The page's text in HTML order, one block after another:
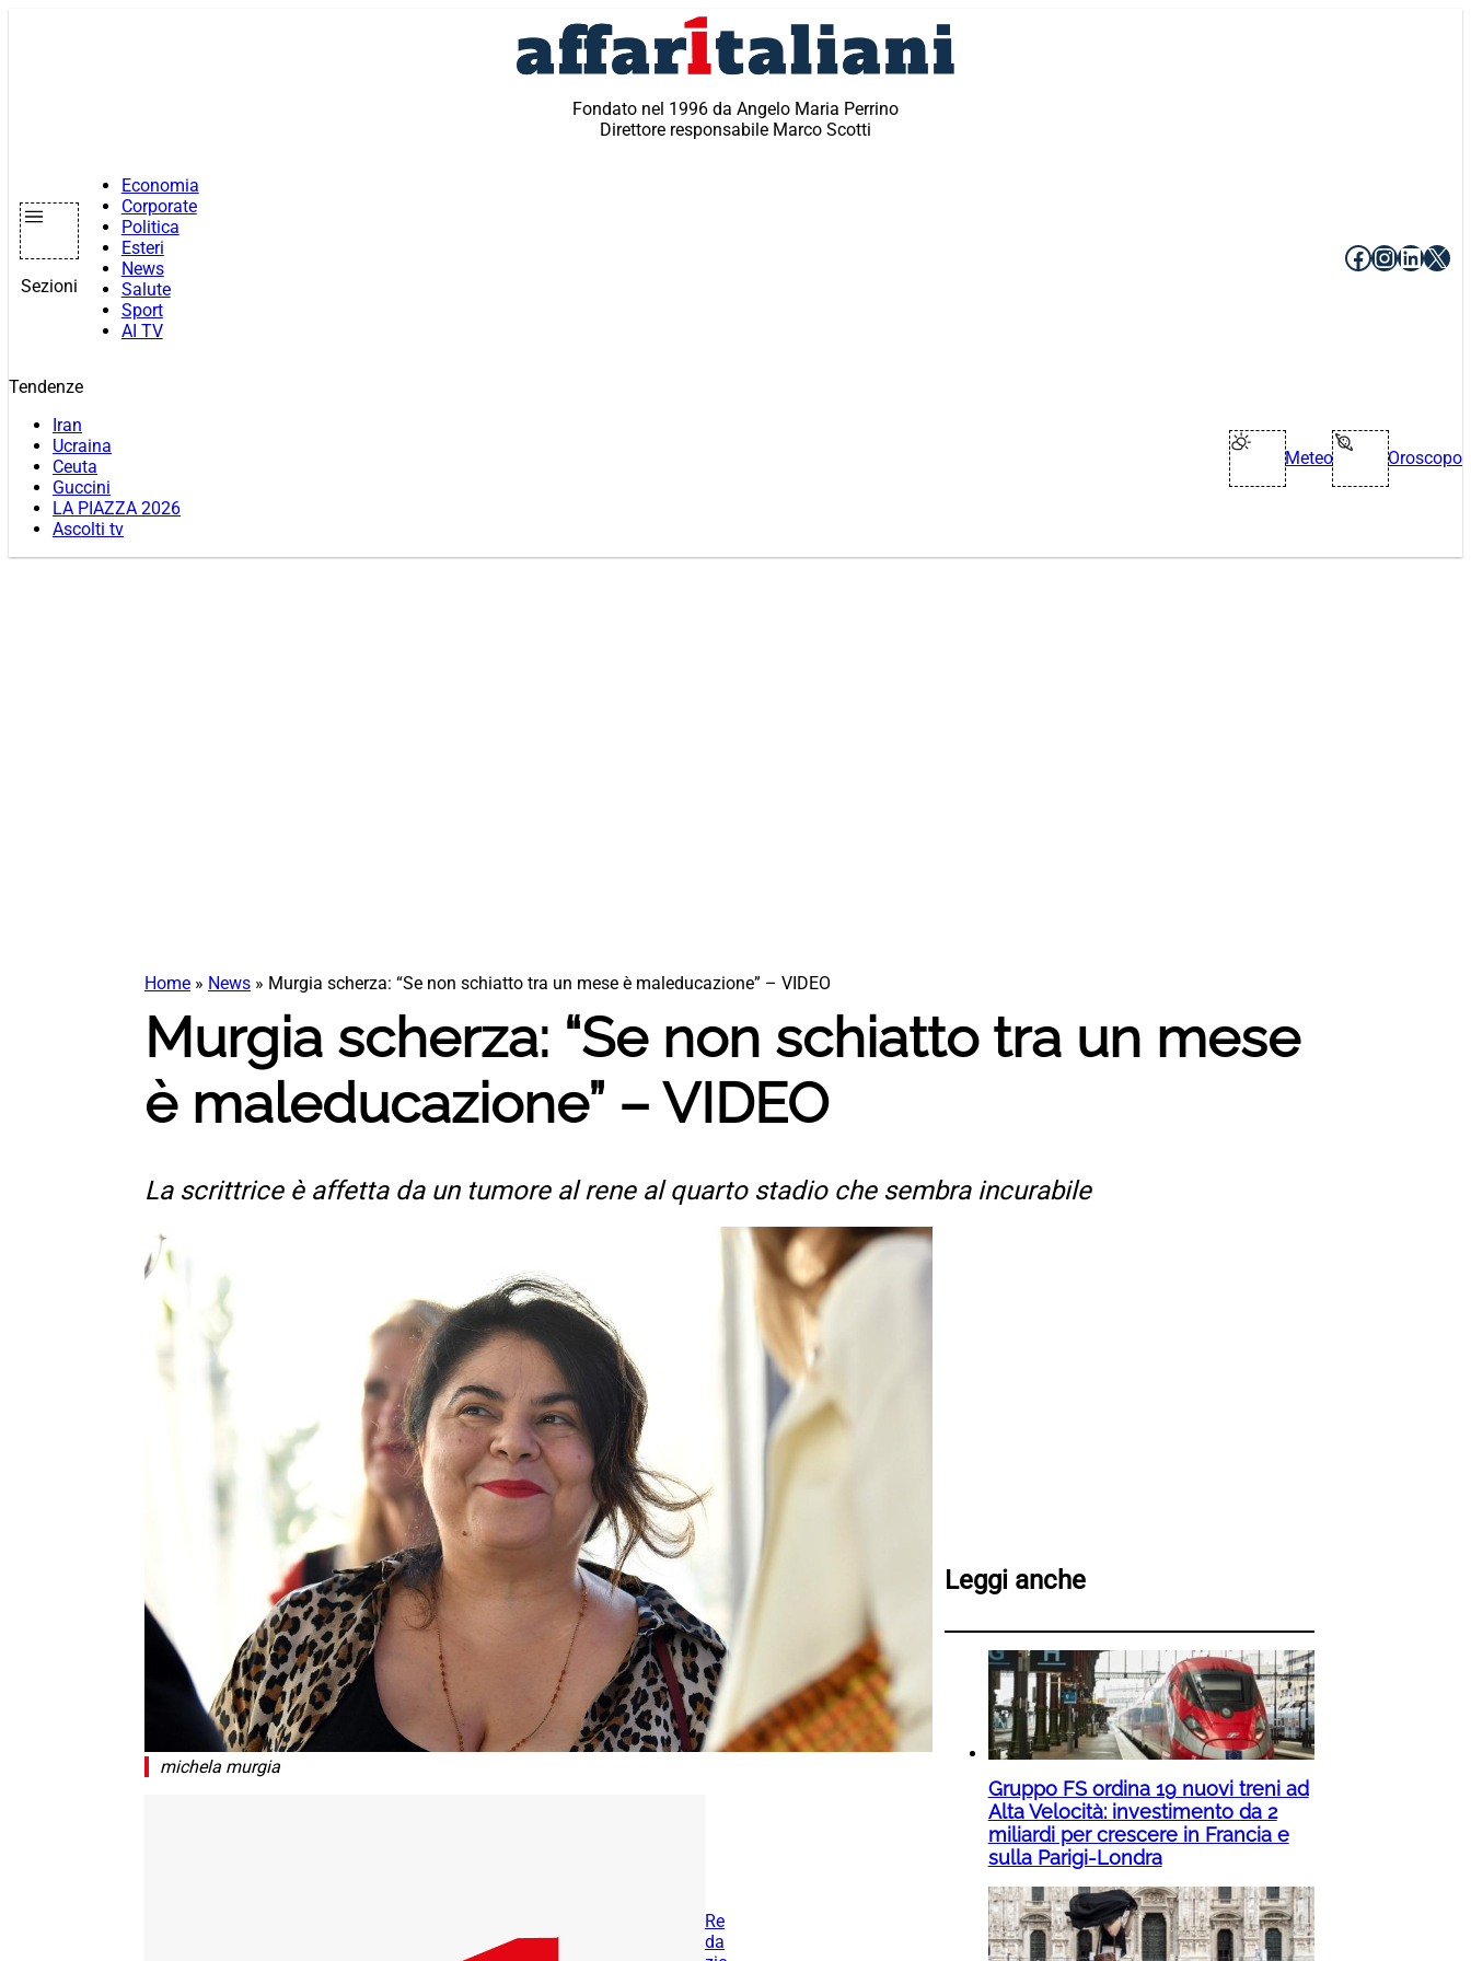
Fondato nel 1996 da Angelo Maria Perrino
Direttore responsabile Marco Scotti
Sezioni
Economia
Corporate
Politica
Esteri
News
Salute
Sport
AI TV
Facebook
X
Tendenze
Iran
Ucraina
Ceuta
Guccini
LA PIAZZA 2026
Ascolti tv
Meteo Oroscopo
Home » News » Murgia scherza: “Se non schiatto tra un mese è maleducazione” – VIDEO
Murgia scherza: “Se non schiatto tra un mese
è maleducazione” – VIDEO
La scrittrice è affetta da un tumore al rene al quarto stadio che sembra incurabile
michela murgia
Re
da
Leggi anche
Gruppo FS ordina 19 nuovi treni ad
Alta Velocità: investimento da 2
miliardi per crescere in Francia e
sulla Parigi-Londra